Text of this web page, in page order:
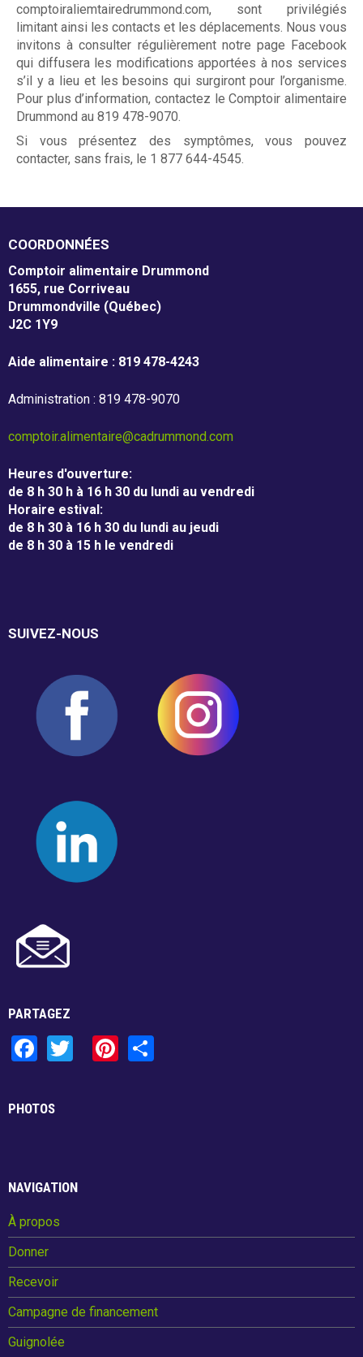
Résultats - Guignolée
Loto-Guignolée
Règlements
Billet de blogue de Followmybid
JOURNÉE DE LA GUIGNOLÉE
Nous joindre
comptoiraliemtairedrummond.com, sont privilégiés
limitant ainsi les contacts et les déplacements. Nous vous
invitons à consulter régulièrement notre page Facebook
qui diffusera les modifications apportées à nos services
s’il y a lieu et les besoins qui surgiront pour l’organisme.
Pour plus d’information, contactez le Comptoir alimentaire
Drummond au 819 478-9070.
Si vous présentez des symptômes, vous pouvez
contacter, sans frais, le 1 877 644-4545.
COORDONNÉES
Comptoir alimentaire Drummond
1655, rue Corriveau
Drummondville (Québec)
J2C 1Y9
Aide alimentaire : 819 478-4243
Administration : 819 478-9070
comptoir.alimentaire@cadrummond.com
Heures d'ouverture:
de 8 h 30 h à 16 h 30 du lundi au vendredi
Horaire estival:
de 8 h 30 à 16 h 30 du lundi au jeudi
de 8 h 30 à 15 h le vendredi
SUIVEZ-NOUS
PARTAGEZ
F
ce
o
k
Pi
PHOTOS
NAVIGATION
À propos
Donner
Recevoir
Campagne de financement
Guignolée